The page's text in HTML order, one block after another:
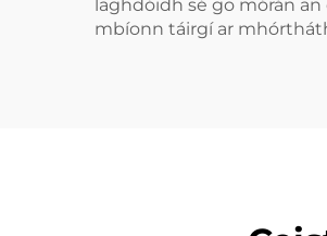
laghdóidh sé go mórán
mbíonn táirgí ar